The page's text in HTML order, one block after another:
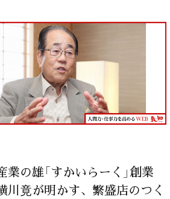
業の雄「すかいらーく」創業
川竟が明かす、繁盛店のつく